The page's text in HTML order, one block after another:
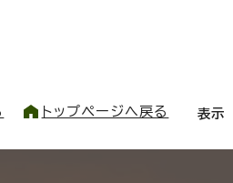
トップページへ戻る 表示